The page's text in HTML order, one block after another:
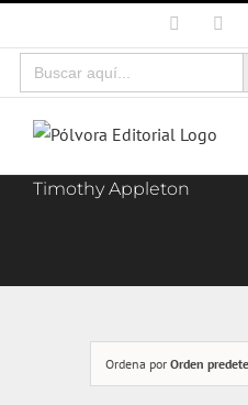
al
contenido
Facebook
Buscar:
Timothy Appleton
Ordena por Orden